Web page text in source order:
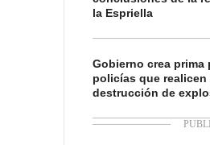
la Espriella
Gobierno crea prima
policías que
destrucción de